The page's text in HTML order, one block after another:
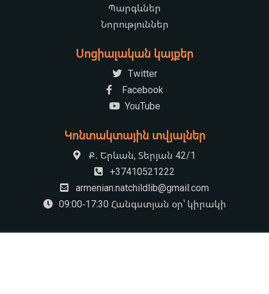
Պարգևներ
Նորություններ
Սոցիալական կայքեր
Twitter
Facebook
YouTube
Կոնտակտային տվյալներ
Ք․ Երևան, Տերյան 42/1
+37410521222
armenian.natchildlib@gmail.com
09:00-17:30 Հանգստյան օր՝ կիրակի